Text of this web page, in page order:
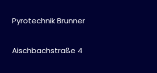
Pyrotechnik Brunner
Aischbachstraße 4